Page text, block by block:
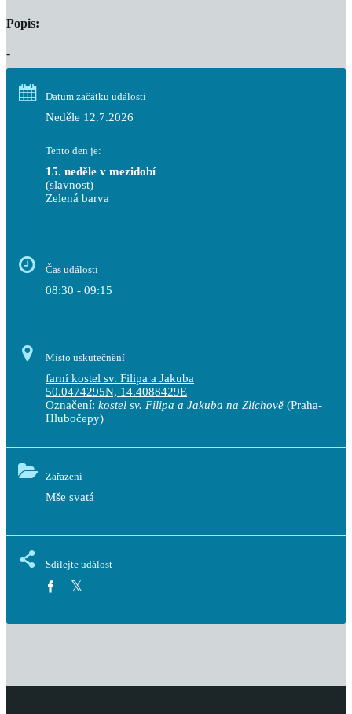
Popis:
-
Datum začátku události
Neděle 12.7.2026
Tento den je:
15. neděle v mezidobí
(slavnost)
Zelená barva
Čas události
08:30 - 09:15
Místo uskutečnění
farní kostel sv. Filipa a Jakuba
50.0474295N, 14.4088429E
Označení: kostel sv. Filipa a Jakuba na Zlíchově (Praha-
Hlubočepy)
Zařazení
Mše svatá
Sdílejte událost